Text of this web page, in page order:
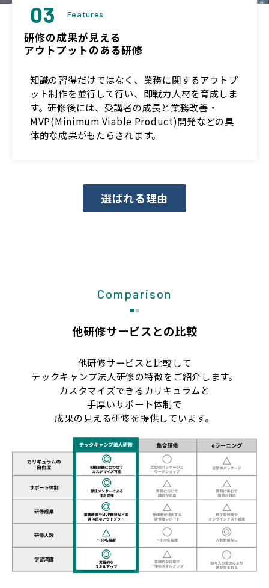
03 Features
研修の成果が見える
アウトプットのある研修
知識の習得だけではなく、業務に関するアウトプ
ット制作を並行して行い、即戦力人材を育成しま
す。研修後には、受講者の成長と業務改善・
MVP(Minimum Viable Product)開発などの具
体的な成果がもたらされます。
選ばれる理由
Comparison
他研修サービスとの比較
他研修サービスと比較して
テックキャンプ法人研修の特徴をご紹介します。
カスタマイズできるカリキュラムと
手厚いサポート体制で
成果の見える研修を提供しています。